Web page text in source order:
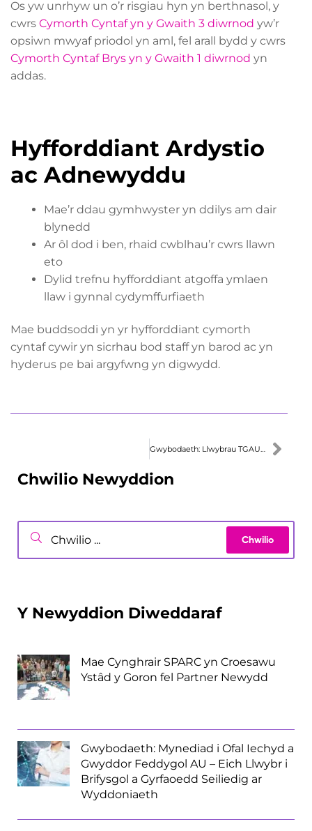
Os yw unrhyw un o’r risgiau hyn yn berthnasol, y
cwrs Cymorth Cyntaf yn y Gwaith 3 diwrnod yw’r
opsiwn mwyaf priodol yn aml, fel arall bydd y cwrs
Cymorth Cyntaf Brys yn y Gwaith 1 diwrnod yn
addas.
Hyfforddiant Ardystio
ac Adnewyddu
Mae’r ddau gymhwyster yn ddilys am dair
blynedd
Ar ôl dod i ben, rhaid cwblhau’r cwrs llawn
eto
Dylid trefnu hyfforddiant atgoffa ymlaen
llaw i gynnal cydymffurfiaeth
Mae buddsoddi yn yr hyfforddiant cymorth
cyntaf cywir yn sicrhau bod staff yn barod ac yn
hyderus pe bai argyfwng yn digwydd.
Gwybodaeth: Llwybrau TGAU ar gyfer Dysgwyr sy’n cael eu haddysgu gartref yn Sir Benfro
Chwilio Newyddion
Y Newyddion Diweddaraf
Mae Cynghrair SPARC yn Croesawu
Ystâd y Goron fel Partner Newydd
Gwybodaeth: Mynediad i Ofal Iechyd a
Gwyddor Feddygol AU – Eich Llwybr i
Brifysgol a Gyrfaoedd Seiliedig ar
Wyddoniaeth